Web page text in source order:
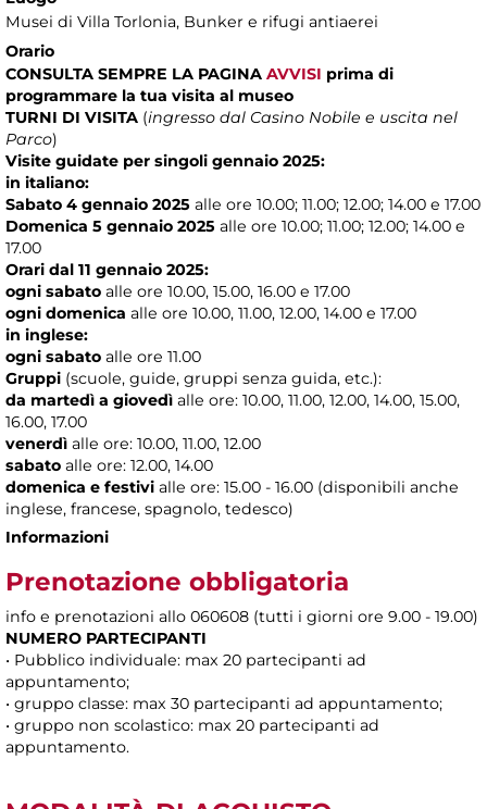
Musei di Villa Torlonia, Bunker e rifugi antiaerei
Orario
CONSULTA SEMPRE LA PAGINA AVVISI prima di
programmare la tua visita al museo
TURNI DI VISITA (ingresso dal Casino Nobile e uscita nel
Parco)
Visite guidate per singoli gennaio 2025:
in italiano:
Sabato 4 gennaio 2025 alle ore 10.00; 11.00; 12.00; 14.00 e 17.00
Domenica 5 gennaio 2025 alle ore 10.00; 11.00; 12.00; 14.00 e
17.00
Orari dal 11 gennaio 2025:
ogni sabato alle ore 10.00, 15.00, 16.00 e 17.00
ogni domenica alle ore 10.00, 11.00, 12.00, 14.00 e 17.00
in inglese:
ogni sabato alle ore 11.00
Gruppi (scuole, guide, gruppi senza guida, etc.):
da martedì a giovedì alle ore: 10.00, 11.00, 12.00, 14.00, 15.00,
16.00, 17.00
venerdì alle ore: 10.00, 11.00, 12.00
sabato alle ore: 12.00, 14.00
domenica e festivi alle ore: 15.00 - 16.00 (disponibili anche
inglese, francese, spagnolo, tedesco)
Informazioni
Prenotazione obbligatoria
info e prenotazioni allo 060608 (tutti i giorni ore 9.00 - 19.00)
NUMERO PARTECIPANTI
• Pubblico individuale: max 20 partecipanti ad
appuntamento;
• gruppo classe: max 30 partecipanti ad appuntamento;
• gruppo non scolastico: max 20 partecipanti ad
appuntamento.